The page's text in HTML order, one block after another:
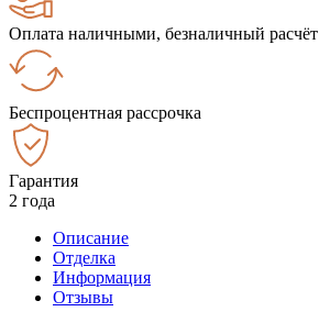
Оплата наличными, безналичный расчёт
Беспроцентная рассрочка
Гарантия
2 года
Описание
Отделка
Информация
Отзывы